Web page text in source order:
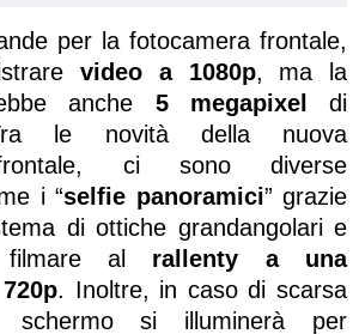
per la fotocamera frontale,
video a 1080p, ma la
anche 5 megapixel
di
le novità della nuova
ci sono diverse
i “selfie panoramici” grazie
di ottiche grandangolari e
filmare al rallenty a una
. Inoltre, in caso di scarsa
schermo si illuminerà per